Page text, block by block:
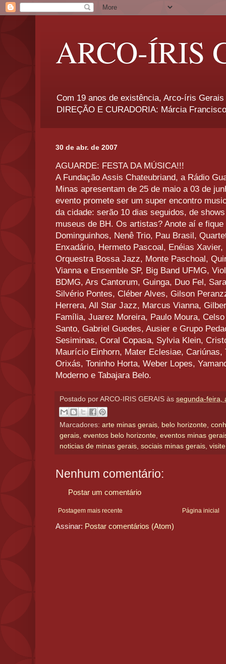
ARCO-ÍRIS
Com 19 anos de existência, Arco-íris
DIREÇÃO E CURADORIA: Márcia
30 de abr. de 2007
AGUARDE: FESTA DA MÚSICA!!!
A Fundação Assis Chateubriand, a Rádio
Minas apresentam de 25 de maio a 03 de
evento promete ser um super encontro
da cidade: serão 10 dias seguidos, de
museus de BH. Os artistas? Anote aí e
Dominguinhos, Nenê Trio, Pau Brasil,
Enxadário, Hermeto Pascoal, Enéias
Orquestra Bossa Jazz, Monte Paschoal,
Vianna e Ensemble SP, Big Band UFMG,
BDMG, Ars Cantorum, Guinga, Duo Fel,
Silvério Pontes, Cléber Alves, Gilson
Herrera, All Star Jazz, Marcus Vianna,
Família, Juarez Moreira, Paulo Moura,
Santo, Gabriel Guedes, Ausier e Grupo
Sesiminas, Coral Copasa, Sylvia Klein,
Maurício Einhorn, Mater Eclesiae,
Orixás, Toninho Horta, Weber Lopes,
Moderno e Tabajara Belo.
Postado por ARCO-IRIS GERAIS às segunda-feira,
Marcadores: arte minas gerais belo horizonte
gerais eventos belo horizonte eventos minas
noticias de minas gerais sociais minas gerais
Nenhum comentário:
Postar um comentário
Postagem mais recente Página inicial
Assinar: Postar comentários (Atom)